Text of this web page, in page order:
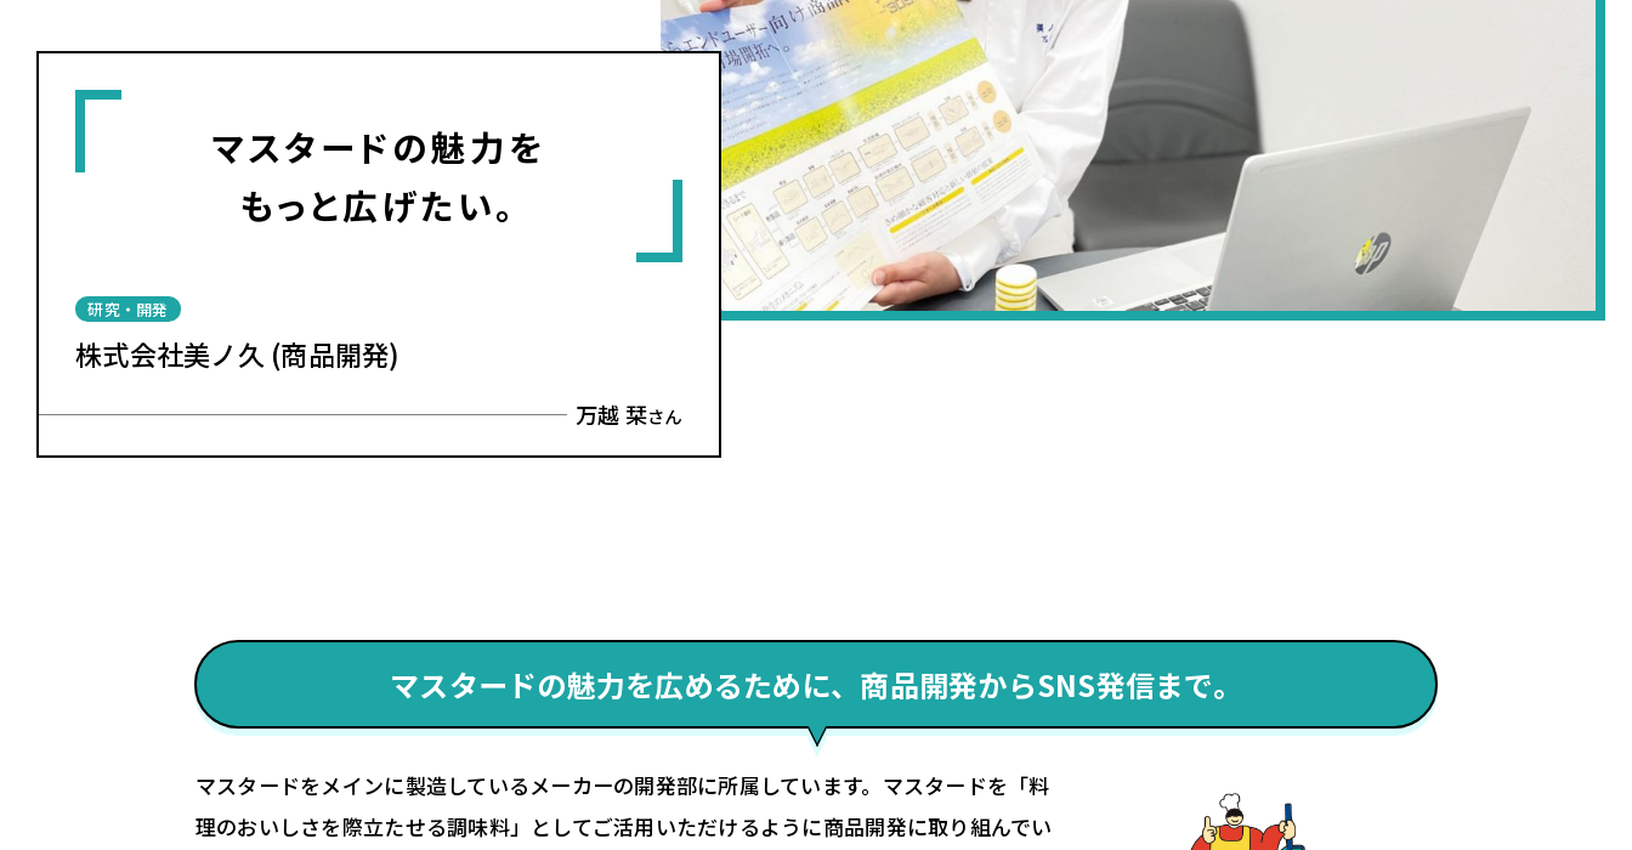
マスタードの魅力を
もっと広げたい。
研究・開発
株式会社美ノ久 (商品開発)
万越 栞さん
マスタードの魅力を広めるために、商品開発からSNS発信まで。
マスタードをメインに製造しているメーカーの開発部に所属しています。マスタードを「料
理のおいしさを際立たせる調味料」としてご活用いただけるように商品開発に取り組んでい